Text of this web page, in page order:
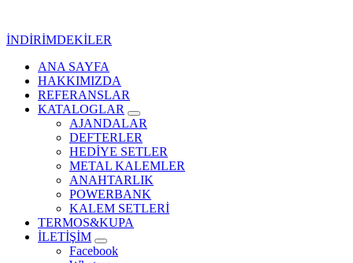
İNDİRİMDEKİLER
Kurumsal Promosyon-Hediyelik
ANA SAYFA
HAKKIMIZDA
REFERANSLAR
KATALOGLAR
AJANDALAR
DEFTERLER
HEDİYE SETLER
METAL KALEMLER
ANAHTARLIK
POWERBANK
KALEM SETLERİ
TERMOS&KUPA
İLETİŞİM
Facebook